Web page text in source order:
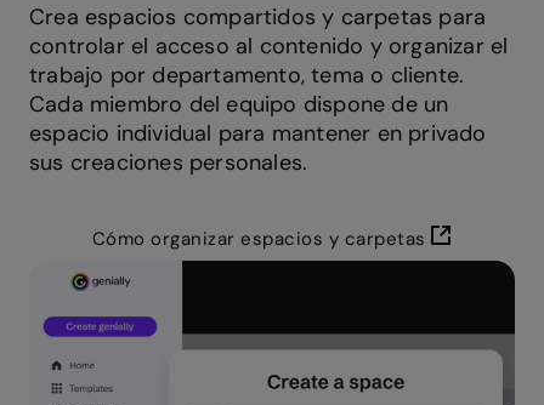
Crea espacios compartidos y carpetas para
controlar el acceso al contenido y organizar el
trabajo por departamento, tema o cliente.
Cada miembro del equipo dispone de un
espacio individual para mantener en privado
sus creaciones personales.
Cómo organizar espacios y carpetas